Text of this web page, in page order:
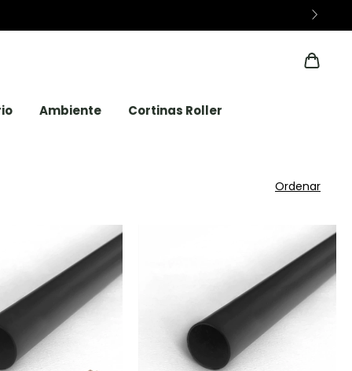
Ambiente Cortinas Roller
Ordenar